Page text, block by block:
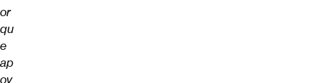
or
qu
e
ap
oy